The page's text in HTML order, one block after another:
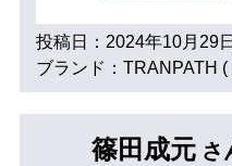
投稿日：2024年10月29日
ブランド：TRANPATH
篠田成元 さ